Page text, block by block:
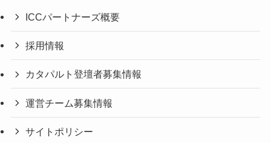
ICCパートナーズ概要
採用情報
カタパルト登壇者募集情報
運営チーム募集情報
サイトポリシー